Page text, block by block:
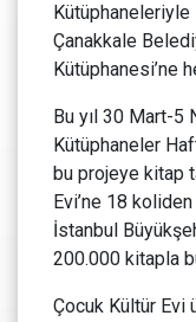
Kütüphaneleriyle
Çanakkale
Kütüphanesi’ne
Bu yıl 30 Mart-5
Kütüphaneler
bu projeye kitap
Evi’ne 18
İstanbul
200.000 kitapla
Çocuk Kültür Evi